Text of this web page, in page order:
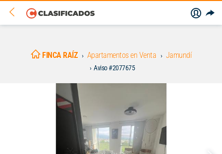
FINCA RAÍZ Apartamentos en Venta Jamundí
Aviso #2077675